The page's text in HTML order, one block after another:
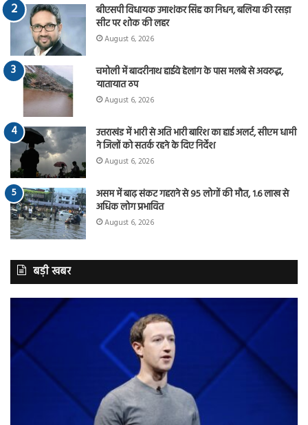
बीएसपी विधायक उमाशंकर सिंह का निधन, बलिया की रसड़ा
सीट पर शोक की लहर
August 6, 2026
चमोली में बादरीनाथ हाईवे हेलांग के पास मलबे से अवरुद्ध,
यातायात ठप
August 6, 2026
उत्तराखंड में भारी से अति भारी बारिश का हाई अलर्ट, सीएम धामी
ने जिलों को सतर्क रहने के दिए निर्देश
August 6, 2026
असम में बाढ़ संकट गहराने से 95 लोगों की मौत, 1.6 लाख से
अधिक लोग प्रभावित
August 6, 2026
बड़ी खबर